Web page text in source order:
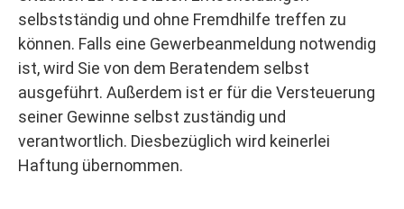
selbstständig und ohne Fremdhilfe treffen zu
können. Falls eine Gewerbeanmeldung notwendig
ist, wird Sie von dem Beratendem selbst
ausgeführt. Außerdem ist er für die Versteuerung
seiner Gewinne selbst zuständig und
verantwortlich. Diesbezüglich wird keinerlei
Haftung übernommen.